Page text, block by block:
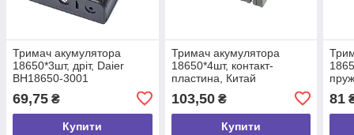
Тримач акумулятора
18650*3шт, дріт, Daier
BH18650-3001
69,75 ₴
Купити
Тримач акумулятора
18650*4шт, контакт-
пластина, Китай
103,50₴
Купити
81